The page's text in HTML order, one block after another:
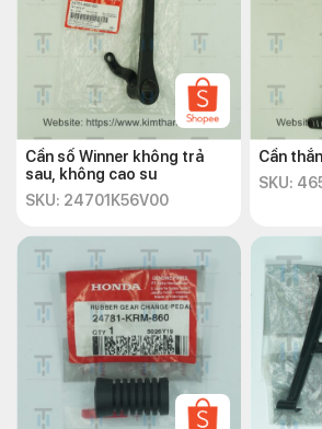
Cần số Winner không trả
sau, không cao su
SKU: 24701K56V00
Cần
SKU: